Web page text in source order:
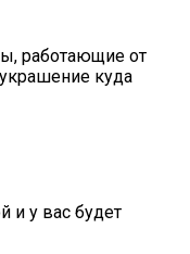
работающие от
куда
и у вас будет